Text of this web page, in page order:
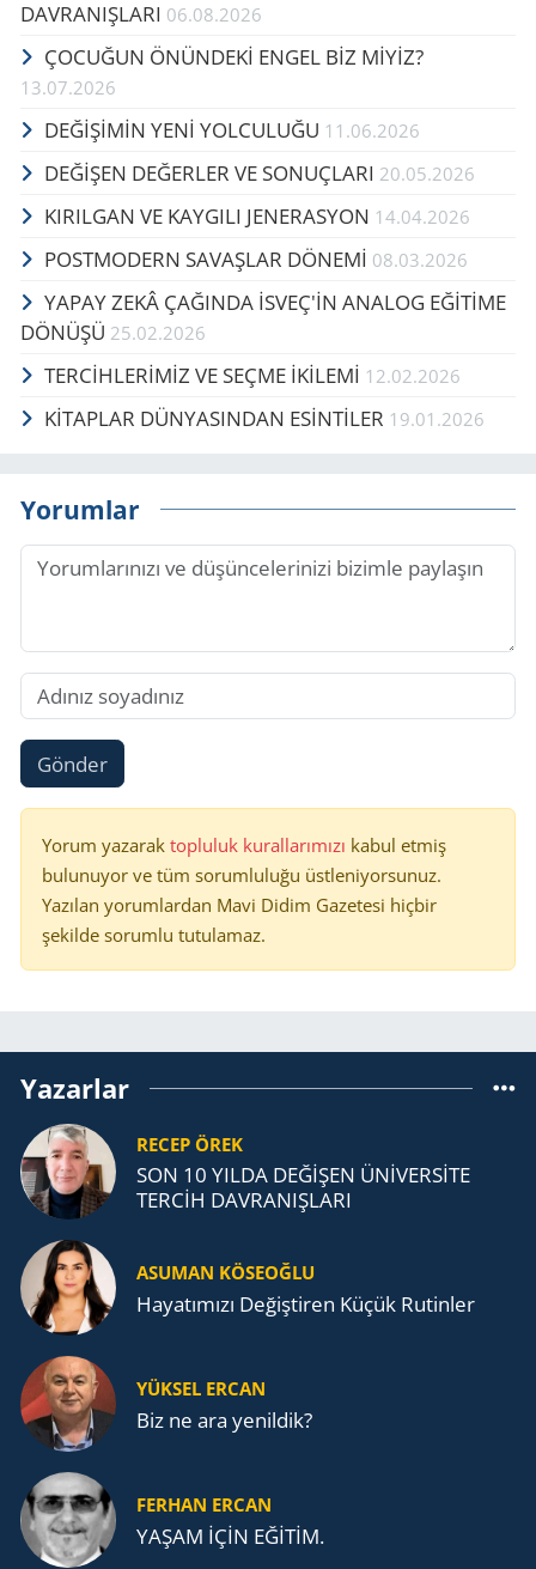
DAVRANIŞLARI 06.08.2026
ÇOCUĞUN ÖNÜNDEKİ ENGEL BİZ MİYİZ?
13.07.2026
DEĞİŞİMİN YENİ YOLCULUĞU 11.06.2026
DEĞİŞEN DEĞERLER VE SONUÇLARI 20.05.2026
KIRILGAN VE KAYGILI JENERASYON 14.04.2026
POSTMODERN SAVAŞLAR DÖNEMİ 08.03.2026
YAPAY ZEKÂ ÇAĞINDA İSVEÇ'İN ANALOG EĞİTİME
DÖNÜŞÜ 25.02.2026
TERCİHLERİMİZ VE SEÇME İKİLEMİ 12.02.2026
KİTAPLAR DÜNYASINDAN ESİNTİLER 19.01.2026
Yorumlar
Gönder
Yorum yazarak topluluk kurallarımızı kabul etmiş
bulunuyor ve tüm sorumluluğu üstleniyorsunuz.
Yazılan yorumlardan Mavi Didim Gazetesi hiçbir
şekilde sorumlu tutulamaz.
Yazarlar
RECEP ÖREK
SON 10 YILDA DEĞİŞEN ÜNİVERSİTE
TERCİH DAVRANIŞLARI
ASUMAN KÖSEOĞLU
Ha­ya­tı­mı­zı De­ğiş­ti­ren Küçük Ru­tin­ler
YÜKSEL ERCAN
Biz ne ara yenildik?
FERHAN ERCAN
YAŞAM İÇİN EĞİTİM.